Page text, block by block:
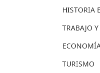
HISTORIA
TRABAJO
TURISMO